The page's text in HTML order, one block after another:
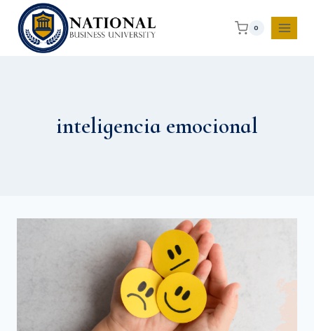
0
inteligencia emocional